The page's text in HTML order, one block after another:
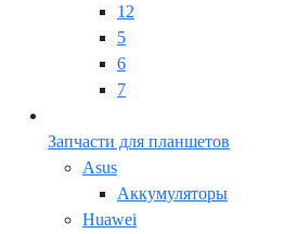
12
5
6
7
Запчасти для планшетов
Asus
Аккумуляторы
Huawei